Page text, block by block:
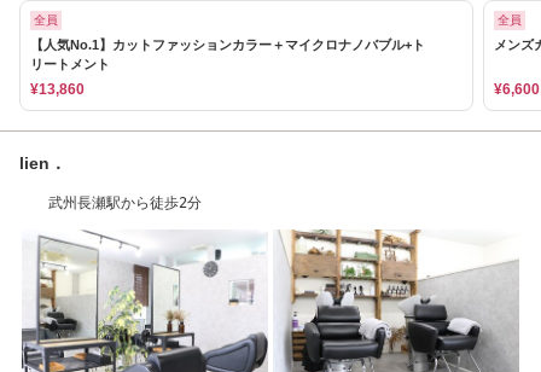
全員
【人気No.1】カットファッションカラー＋マイクロナノバブル+ト
リートメント
¥13,860
全員
メンズ
¥6,600
lien．
武州長瀬駅から徒歩2分